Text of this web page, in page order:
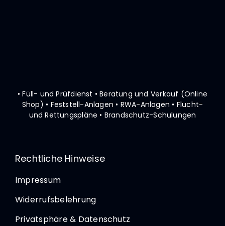
• Füll- und Prüfdienst • Beratung und Verkauf (Online
Shop) • Feststell-Anlagen • RWA-Anlagen • Flucht-
und Rettungspläne • Brandschutz-Schulungen
Rechtliche Hinweise
Impressum
Widerrufsbelehrung
Privatsphäre & Datenschutz